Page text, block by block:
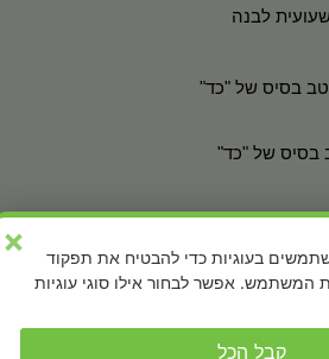
לבנה
בסיס של "כד"
בסיס של "כד"
×
בעוגיות כדי להבטיח את תפקוד
המשתמש. אפשר לבחור אילו סוגי עוגיות
קבל הכל